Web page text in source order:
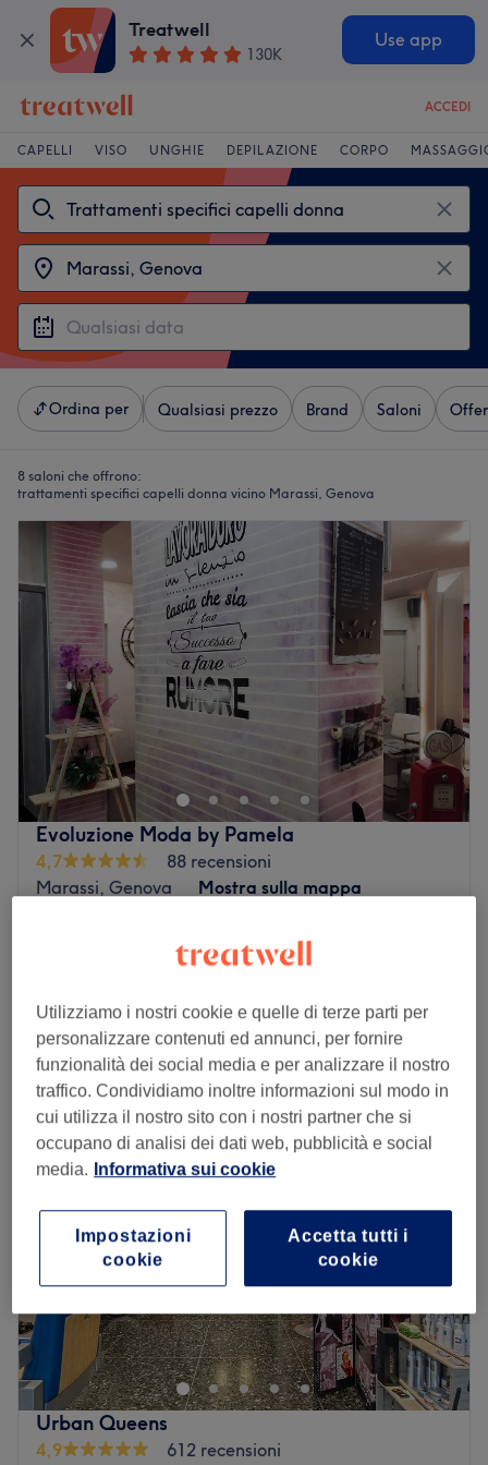
Treatwell
130K
Use app
ACCEDI
CAPELLI VISO UNGHIE DEPILAZIONE CORPO
Ordina per Qualsiasi prezzo Brand Saloni
8 saloni che offrono:
trattamenti specifici capelli donna vicino Marassi, Genova
Evoluzione Moda by Pamela
4,7
88 recensioni
Marassi, Genova
Mostra sulla mappa
30 min
Visualizzazione rapida dei dettagli del salone
Lunedì
Chiuso
Martedì
09:00–18:00
Mercoledì
09:30 –18:00
Giovedì
Sabato
09:00
18:00
Domenica
Chiuso
capelli che si trova in via Piero Pinetti 41, a Genova in
zona Marassi.
Trasporto pubblico più vicino:
Fermata autobus Pinetti 1 / Portazza.
Urban Queens
4,9
612 recensioni
Utilizziamo i nostri cookie e quelle di terze parti per
personalizzare contenuti ed annunci, per fornire
funzionalità dei social media e per analizzare il nostro
traffico. Condividiamo inoltre informazioni sul modo in
cui utilizza il nostro sito con i nostri partner che si
occupano di analisi dei dati web, pubblicità e social
media. Informativa sui cookie
Accetta tutti i
cookie
Impostazioni
cookie